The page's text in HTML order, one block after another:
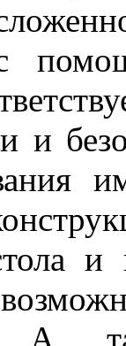
с
и
и